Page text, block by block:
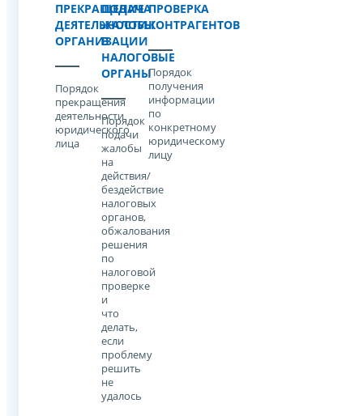
ПРЕКРАЩЕНИЕ
ДЕЯТЕЛЬНОСТИ
ОРГАНИЗАЦИИ
Порядок
прекращения
деятельности
юридического
лица
ПОДАЧА
ЖАЛОБЫ
В
НАЛОГОВЫЕ
ОРГАНЫ
Порядок
подачи
жалобы
на
действия/
бездействие
налоговых
органов,
обжалования
решения
по
налоговой
проверке
и
что
делать,
если
проблему
решить
не
удалось
ПРОВЕРКА
КОНТРАГЕНТОВ
Порядок
получения
информации
по
конкретному
юридическому
лицу